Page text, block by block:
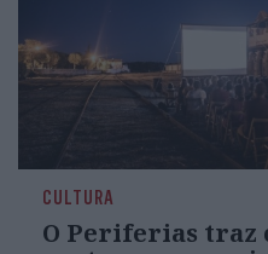
CULTURA
O Periferias traz